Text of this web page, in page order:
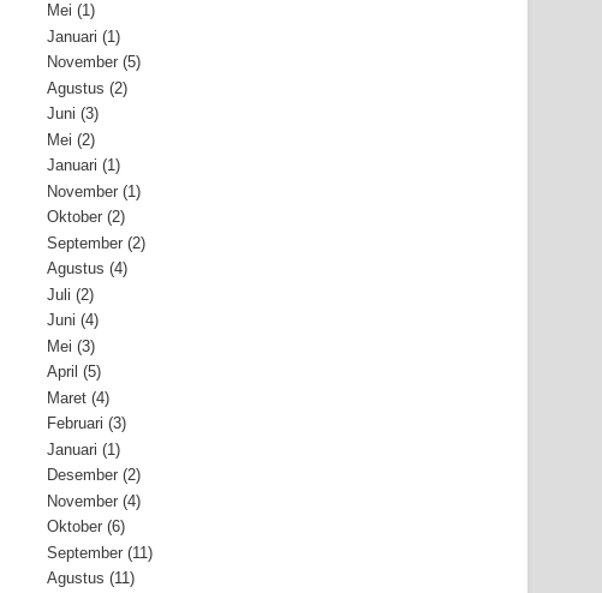
Mei (1)
Januari (1)
November (5)
Agustus (2)
Juni (3)
Mei (2)
Januari (1)
November (1)
Oktober (2)
September (2)
Agustus (4)
Juli (2)
Juni (4)
Mei (3)
April (5)
Maret (4)
Februari (3)
Januari (1)
Desember (2)
November (4)
Oktober (6)
September (11)
Agustus (11)